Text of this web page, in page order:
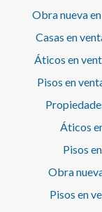
Obra nueva
Casas en
Áticos en
Pisos en
Áticos
Pisos
Obra
Pisos en